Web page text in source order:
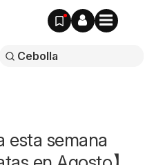
esta semana